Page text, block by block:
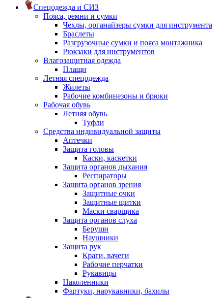
Спецодежда и СИЗ
Пояса, ремни и сумки
Чехлы, органайзеры сумки для инструмента
Браслеты
Разгрузочные сумки и пояса монтажника
Рюкзаки для инструментов
Влагозащитная одежда
Плащи
Летняя спецодежда
Жилеты
Рабочие комбинезоны и брюки
Рабочая обувь
Летняя обувь
Туфли
Средства индивидуальной защиты
Аптечки
Защита головы
Каски, каскетки
Защита органов дыхания
Респираторы
Защита органов зрения
Защитные очки
Защитные щитки
Маски сварщика
Защита органов слуха
Беруши
Наушники
Защита рук
Краги, вачеги
Рабочие перчатки
Рукавицы
Наколенники
Фартуки, нарукавники, бахилы